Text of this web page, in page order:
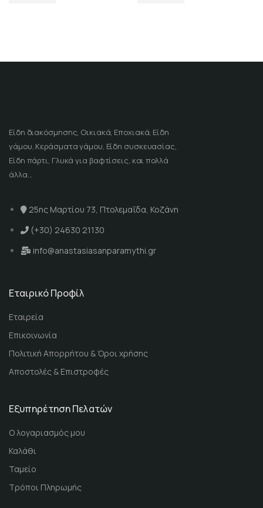
Είδη διακόσμησης, Οικιακά, Εποχιακά, Είδη
γάμου, Κεράσματα γάμου, Είδη συσκευασίας,
Είδη πάρτι, Γλυκά για βαφτίσεις, και πολλά
άλλα...
25ης Μαρτίου 73, Πτολεμαΐδα, Κοζάνη
(+30) 24630 21130
info@anastasiasanparamythi.gr
Εταιρικό Προφίλ
Εταιρεία
Επικοινωνία
Πολιτική Απορρήτου & Όροι χρήσης
Αποστολές & Επιστροφές
Εξυπηρέτηση Πελατών
Ο λογαριασμός μου
Καλάθι
Ταμείο
Τρόποι Πληρωμής